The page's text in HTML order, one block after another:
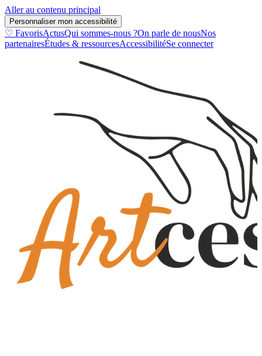
Aller au contenu principal
Personnaliser mon accessibilité
♡ FavorisActusQui sommes-nous ?On parle de nousNos
partenairesÉtudes & ressourcesAccessibilitéSe connecter